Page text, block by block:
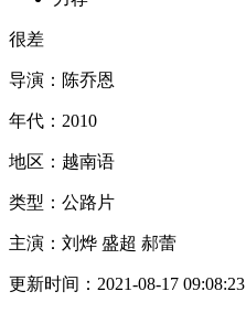
很差
导演： 陈乔恩
年代： 2010
地区： 越南语
类型： 公路片
主演： 刘烨 盛超 郝蕾
更新时间： 2021-08-17 09:08:23